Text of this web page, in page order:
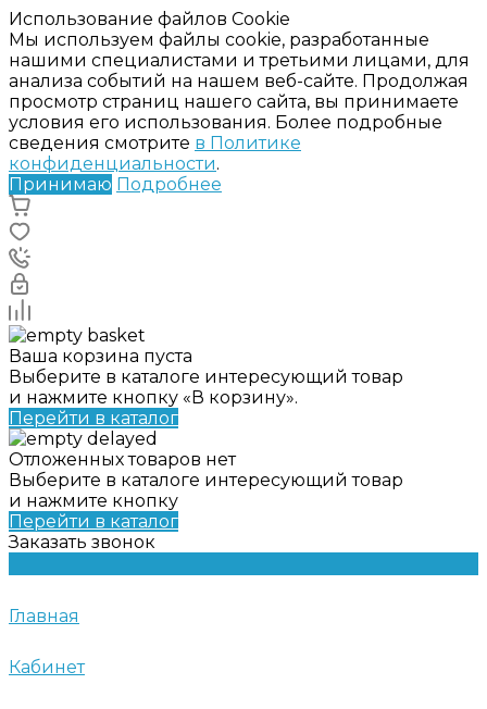
Использование файлов Cookie
Мы используем файлы cookie, разработанные
нашими специалистами и третьими лицами, для
анализа событий на нашем веб-сайте. Продолжая
просмотр страниц нашего сайта, вы принимаете
условия его использования. Более подробные
сведения смотрите в Политике
конфиденциальности.
Принимаю Подробнее
Ваша корзина пуста
Выберите в каталоге интересующий товар
и нажмите кнопку «В корзину».
Перейти в каталог
Отложенных товаров нет
Выберите в каталоге интересующий товар
и нажмите кнопку
Перейти в каталог
Заказать звонок
Главная
Кабинет